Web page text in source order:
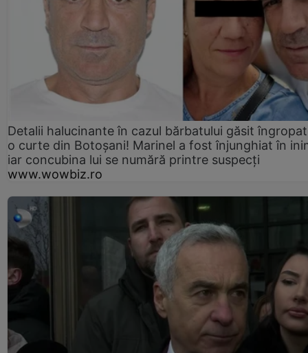
Detalii halucinante în cazul bărbatului găsit
o curte din Botoșani! Marinel a fost înjunghiat în
iar concubina lui se numără printre suspecți
www.wowbiz.ro